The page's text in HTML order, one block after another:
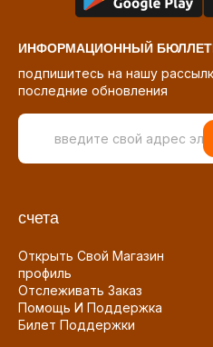
ИНФОРМАЦИОННЫЙ
подпишитесь на нашу
последние обновления
счета
Открыть Свой Магазин
профиль
Отслеживать Заказ
Помощь И Поддержка
Билет Поддержки